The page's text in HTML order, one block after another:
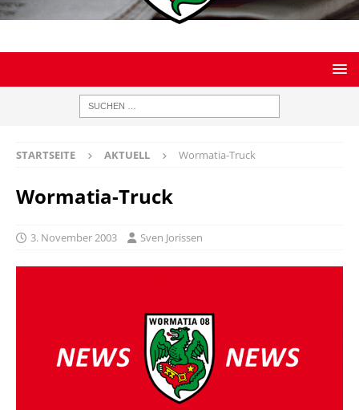
STARTSEITE AKTUELL Wormatia-Truck
Wormatia-Truck
3. November 2003 Sven Jorissen